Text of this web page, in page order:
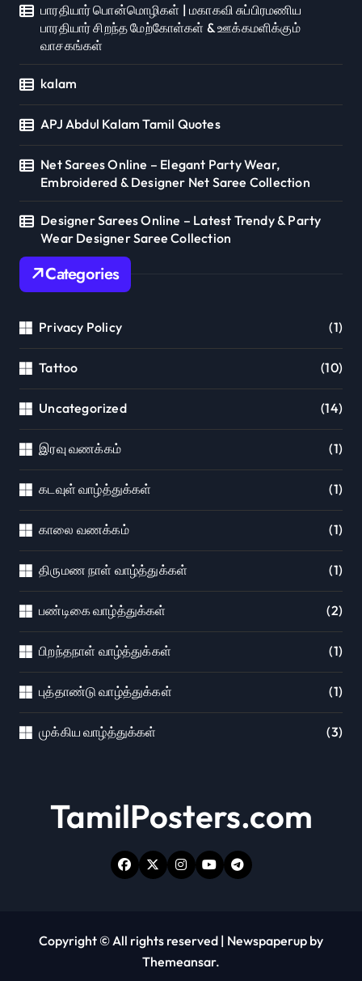
பாரதியார் பொன்மொழிகள் | மகாகவி சுப்பிரமணிய
பாரதியார் சிறந்த மேற்கோள்கள் & ஊக்கமளிக்கும்
வாசகங்கள்
kalam
APJ Abdul Kalam Tamil Quotes
Net Sarees Online – Elegant Party Wear,
Embroidered & Designer Net Saree Collection
Designer Sarees Online – Latest Trendy & Party
Wear Designer Saree Collection
Categories
Privacy Policy (1)
Tattoo (10)
Uncategorized (14)
இரவு வணக்கம் (1)
கடவுள் வாழ்த்துக்கள் (1)
காலை வணக்கம் (1)
திருமண நாள் வாழ்த்துக்கள் (1)
பண்டிகை வாழ்த்துக்கள் (2)
பிறந்தநாள் வாழ்த்துக்கள் (1)
புத்தாண்டு வாழ்த்துக்கள் (1)
முக்கிய வாழ்த்துக்கள் (3)
TamilPosters.com
Copyright © All rights reserved | Newspaperup by
Themeansar.